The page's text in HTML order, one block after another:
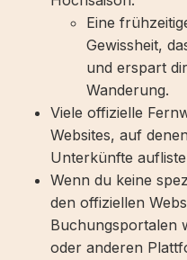
Eine
Gewissheit,
und erspart
Wanderung.
Viele offizielle
Websites, auf
Unterkünfte
Wenn du keine
den offiziellen
Buchungsportalen
oder anderen